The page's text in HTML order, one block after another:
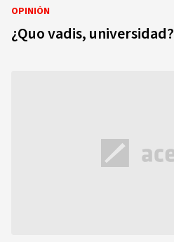
OPINIÓN
¿Quo vadis, universidad?